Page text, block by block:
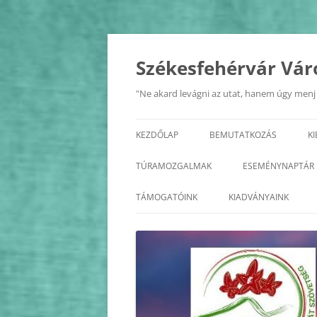
Kilépés
tartalomba
Székesfehérvár
"Ne akard levágni az utat, hanem úgy
KEZDŐLAP BEMUTATKOZÁS
A SZÖVETSÉG
ALAPSZABÁLY
KÖZHASZNÚSÁGI JELENTÉS
TÚRAMOZGALMAK
BALATON KÖRTÚRA
FEJÉR MEGYE KASTÉLYAI
FEJÉR MEGYE KERÉKPÁROS
ESEMÉNYNAPTÁR
2026
2024
2023
2022
TÁMOGATÓINK KIADVÁNYAINK